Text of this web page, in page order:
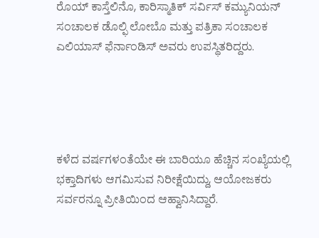
ರೊಯ್ ಕಾಸ್ತೆಲಿನೊ, ಕಾರಿಸ್ಮಾತಿಕ್ ಸರ್ವಿಸ್ ಕಮ್ಯುನಿಯನ್
ಸಂಚಾಲಕ ಡೊಲ್ಫಿ ಲೋಬೊ ಮತ್ತು ಪತ್ರಿಕಾ ಸಂಚಾಲಕ
ಎಲಿಯಾಸ್ ಫೆರ್ನಾಂಡಿಸ್ ಅವರು ಉಪಸ್ಥಿತರಿದ್ದರು.
ಕಳೆದ ವರ್ಷಗಳಂತೆಯೇ ಈ ಬಾರಿಯೂ ಹೆಚ್ಚಿನ ಸಂಖ್ಯೆಯಲ್ಲಿ
ಭಕ್ತಾದಿಗಳು ಆಗಮಿಸುವ ನಿರೀಕ್ಷೆಯಿದ್ದು, ಆಯೋಜಕರು
ಸರ್ವರನ್ನೂ ಪ್ರೀತಿಯಿಂದ ಆಹ್ವಾನಿಸಿದ್ದಾರೆ.